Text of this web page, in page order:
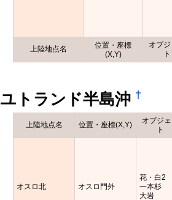
上陸地点名
位置・座標
(X,Y)
オブ
ト
ユトランド半島沖 †
上陸地点名 位置・座標(X,Y)
オブジ
ト
オスロ北 オスロ門外
花・白2
一本杉
大岩